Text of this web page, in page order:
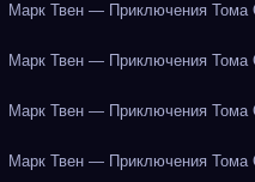
Марк Твен — Приключения Тома
Марк Твен — Приключения Тома
Марк Твен — Приключения Тома
Марк Твен — Приключения Тома